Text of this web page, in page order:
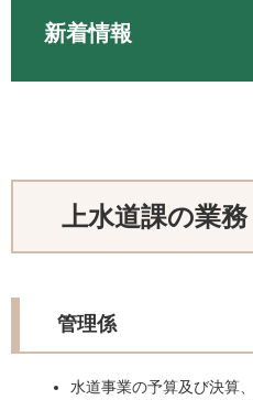
新着情報
上水道課の業務
管理係
水道事業の予算及び決算